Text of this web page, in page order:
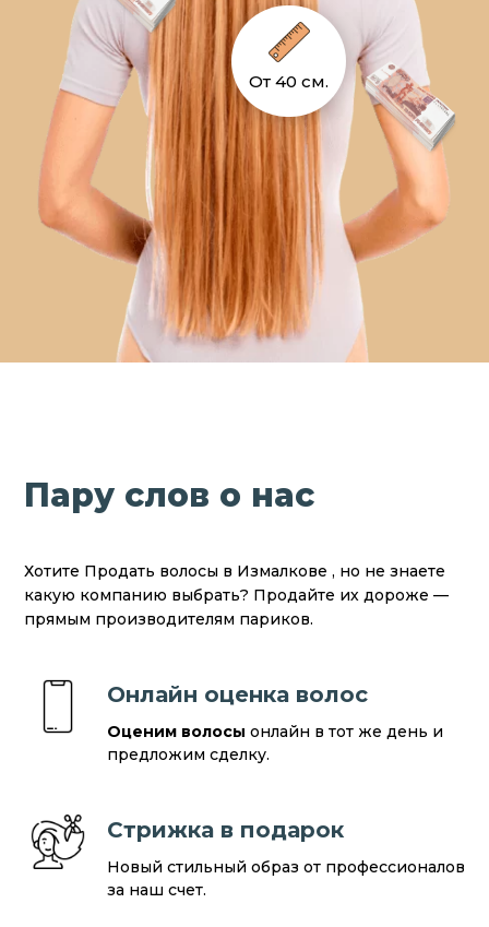
От 40 см.
Пару слов о нас
Хотите Продать волосы в Измалкове , но не знаете
какую компанию выбрать? Продайте их дороже —
прямым производителям париков.
Онлайн оценка волос
Оценим волосы онлайн в тот же день и
предложим сделку.
Стрижка в подарок
Новый стильный образ от профессионалов
за наш счет.